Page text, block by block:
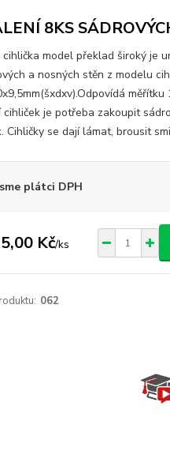
8KS
cihlička model překlad široký je
a nosných stěn z modelu
měřítku
cihliček je potřeba zakoupit
Cihličky se dají lámat, brousit
plátci DPH
Kč/ks
062